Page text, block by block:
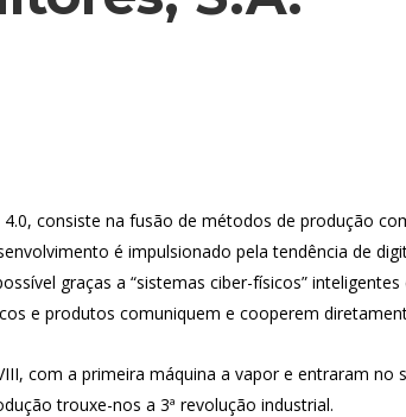
consiste na fusão de métodos de produção
é impulsionado pela tendência de
graças a “sistemas ciber-físicos”
e produtos comuniquem e cooperem
com a primeira máquina a vapor e entraram no
trouxe-nos a 3ª revolução industrial.